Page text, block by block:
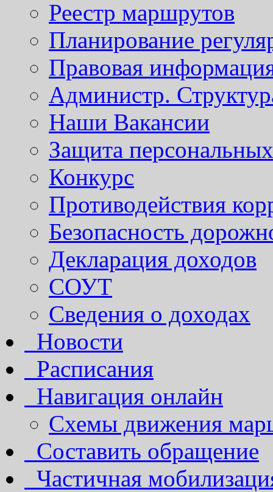
Реестр маршрутов
Планирование
Правовая
Администр.
Наши Вакансии
Защита
Конкурс
Противодействия
Безопасность
Декларация доходов
СОУТ
Сведения о доходах
Новости
Расписания
Навигация онлайн
Схемы движения
Составить обращение
Частичная